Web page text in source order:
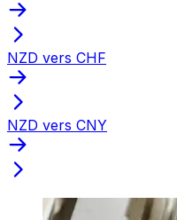
NZD vers CHF
NZD vers CNY